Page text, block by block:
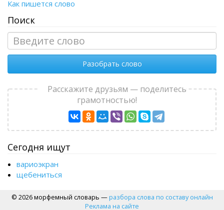
Как пишется слово
Поиск
Разобрать слово
Расскажите друзьям — поделитесь
грамотностью!
Сегодня ищут
вариоэкран
щебениться
© 2026 морфемный словарь —разбора слова по составу онлайн
Реклама на сайте